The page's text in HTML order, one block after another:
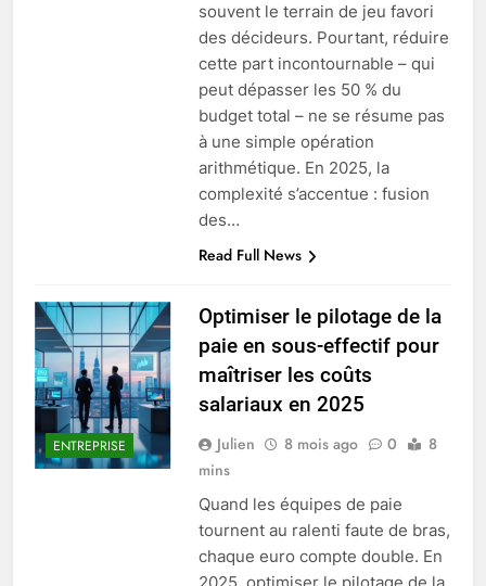
souvent le terrain de jeu favori
des décideurs. Pourtant, réduire
cette part incontournable – qui
peut dépasser les 50 % du
budget total – ne se résume pas
à une simple opération
arithmétique. En 2025, la
complexité s’accentue : fusion
des…
Read Full News
ENTREPRISE
Optimiser le pilotage de la
paie en sous-effectif pour
maîtriser les coûts
salariaux en 2025
Julien 8 mois ago 0
8
mins
Quand les équipes de paie
tournent au ralenti faute de bras,
chaque euro compte double. En